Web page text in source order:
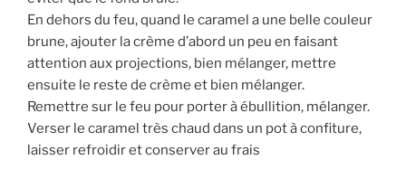
En dehors du feu, quand le caramel a une belle couleur
brune, ajouter la crème d’abord un peu en faisant
attention aux projections, bien mélanger, mettre
ensuite le reste de crème et bien mélanger.
Remettre sur le feu pour porter à ébullition, mélanger.
Verser le caramel très chaud dans un pot à confiture,
laisser refroidir et conserver au frais